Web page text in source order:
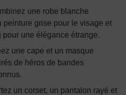
une robe blanche
peinture grise pour le visage et
pour une élégance étrange.
une cape et un masque
de héros de bandes
un corset, un pantalon rayé et